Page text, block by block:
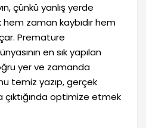
çünkü yanlış yerde
zaman kaybıdır hem
Premature
en sık yapılan
yer ve zamanda
temiz yazıp, gerçek
optimize etmek